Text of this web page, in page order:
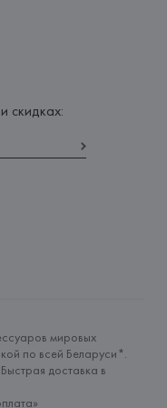
скидках:
мировых
по всей Беларуси*.
доставка в
»